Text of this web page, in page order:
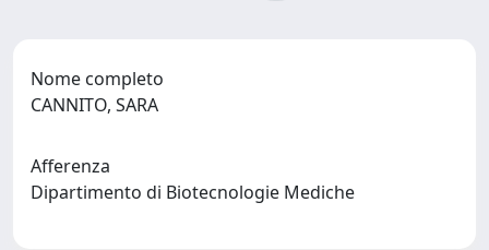
Nome completo
CANNITO, SARA
Afferenza
Dipartimento di Biotecnologie Mediche